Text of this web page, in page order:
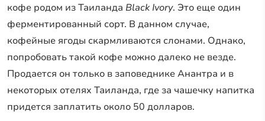
кофе родом из Таиланда Black Ivory. Это еще один
ферментированный сорт. В данном случае,
кофейные ягоды скармливаются слонами. Однако,
попробовать такой кофе можно далеко не везде.
Продается он только в заповеднике Анантра и в
некоторых отелях Таиланда, где за чашечку напитка
придется заплатить около 50 долларов.